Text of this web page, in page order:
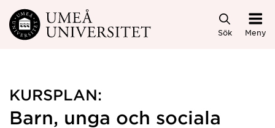
Hoppa direkt till innehållet
Sök Meny
KURSPLAN:
Barn, unga och sociala